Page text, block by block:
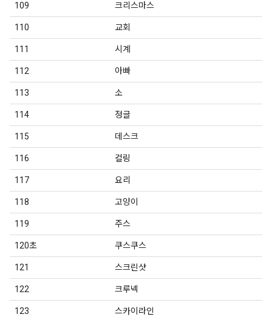
109 크리스마스
110 교회
111 시계
112 아빠
113 소
114 정글
115 데스크
116 컬링
117 요리
118 고양이
119 주스
120초 쿠스쿠스
121 스크린샷
122 크루넥
123 스카이라인